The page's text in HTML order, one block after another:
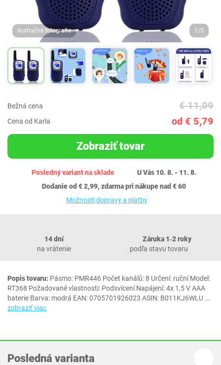
Ilustračné fotografie 1/5
Bežná cena € 11,09
Cena od Karla od € 5,79
Zobraziť tovar
Posledný variant na sklade
U Vás 10. 8. - 11. 8.
Dodanie od € 2,99, zdarma pri nákupe nad € 60
Možnosti dopravy a platby
14 dní
na vrátenie
Záruka 1‐2 roky
podľa stavu tovaru
Popis tovaru: Pásmo: PMR446 Počet kanálů: 8 Určení: ruční Model:
RT368 Požadované vlastnosti: Podsvícení Napájení: 4x 1,5 V AAA
baterie Barva: modrá EAN: 0705701926023 ASIN: B011KJ6WLU ...
zobraziť viac
Posledná varianta